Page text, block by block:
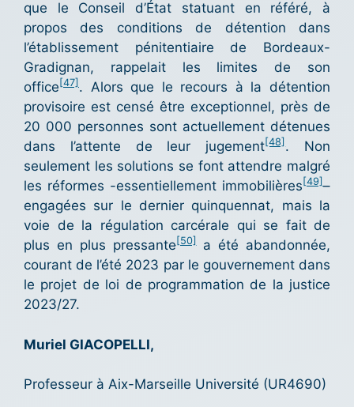
que le Conseil d’État statuant en référé, à
propos des conditions de détention dans
l’établissement pénitentiaire de Bordeaux-
Gradignan, rappelait les limites de son
office [47] . Alors que le recours à la détention
provisoire est censé être exceptionnel, près de
20 000 personnes sont actuellement détenues
dans l’attente de leur jugement[48] . Non
seulement les solutions se font attendre malgré
les réformes -essentiellement immobilières [49] –
engagées sur le dernier quinquennat, mais la
voie de la régulation carcérale qui se fait de
plus en plus pressante[50]a été abandonnée,
courant de l’été 2023 par le gouvernement dans
le projet de loi de programmation de la justice
2023/27.
Muriel GIACOPELLI,
Professeur à Aix-Marseille Université (UR4690)